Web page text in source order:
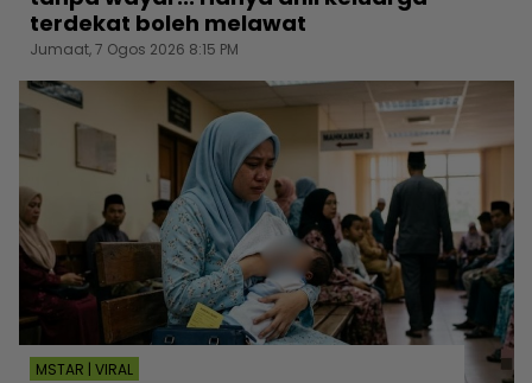
terdekat boleh melawat
Jumaat, 7 Ogos 2026 8:15 PM
MSTAR | VIRAL